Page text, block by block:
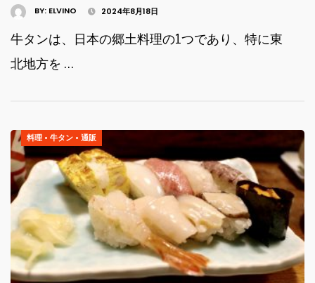
BY: ELVINO 2024年8月18日
牛タンは、日本の郷土料理の1つであり、特に東
北地方を …
料理 • 牛タン • 通販